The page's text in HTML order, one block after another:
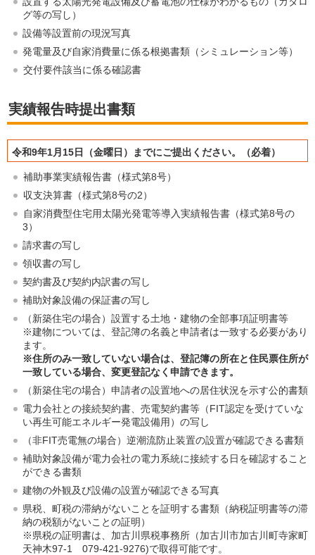
グ等の写し）
設備等設置前の現況写真
発電量及び自家消費量に係る根拠書類（シミュレーション等）
交付要件該当に係る確認書
実績報告時提出書類
令和9年1月15日（金曜日）までにご提出ください。（必着）
補助事業実績報告書（様式第8号）
収支決算書（様式第8号の2）
自家消費型住宅用太陽光発電等導入実績報告書（様式第8号の
3）
請求書の写し
領収書の写し
契約書及び契約内訳書の写し
補助対象設備の保証書の写し
（新築住宅の場合）設置する土地・建物の全部事項証明書等
※建物については、登記簿の名義と申請者は一致する必要があり
ます。
※住所のみ一致していない場合は、登記簿の所在と住民票住所が
一致している場合、変更登記なく申請できます。
（新築住宅の場合）申請者の設置地への居住状況を示す公的書類
電力会社との接続契約書、売電契約書等（FIT認定を受けていな
い再生可能エネルギー発電設備用）の写し
（非FIT売電無の場合）逆潮流防止装置の設置が確認できる書類
補助対象設備が電力会社の電力系統に接続する日を確認すること
ができる書類
建物の外観及び設備の設置が確認できる写真
県税、町税の滞納がないことを証明する書類（納税証明書等の滞
納の税額がないことの証明）
※県税の証明書は、加古川県税事務所（加古川市加古川町寺家町
天神木97-1 079-421-9276)で取得可能です。